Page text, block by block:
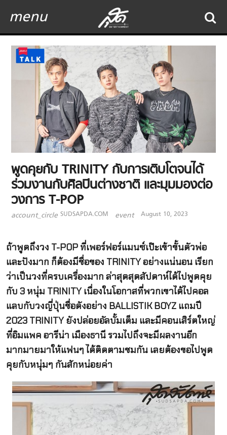
menu
พูดคุยกับ TRINITY กับการเติบโตจนได้
ร่วมงานกับศิลปินต่างชาติ และมุมมองต่อ
วงการ T-POP
account_circle SUDSAPDA.COM event August 10, 2023
ถ้าพูดถึงวง T-POP ที่เพอร์ฟอร์แมนซ์เป๊ะเข้าขั้นตัวพ่อ
และปังมาก ก็ต้องมีชื่อของ TRINITY อย่างแน่นอน เรียก
ว่าเป็นวงที่ครบเครื่องมาก ล่าสุดสุดสัปดาห์ได้ไปพูดคุย
กับ 3 หนุ่ม TRINITY เนื่องในโอกาสที่พวกเขาได้ไปคอล
แลบกับวงญี่ปุ่นชื่อดังอย่าง BALLISTIK BOYZ แถมปี
2023 TRINITY ยังปล่อยอัลบั้มเต็ม และมีคอนเสิร์ตใหญ่
ที่อิมแพค อารีน่า เมืองธานี รวมไปถึงจะมีผลงานอีก
มากมายมาให้แฟนๆ ได้ติดตามชมกัน เลยต้องขอไปพูด
คุยกับหนุ่มๆ กันสักหน่อยค่า